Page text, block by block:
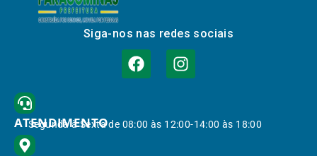
Siga-nos nas redes sociais
ATENDIMENTO
Segunda à Sexta de 08:00 às 12:00-14:00 às 18:00